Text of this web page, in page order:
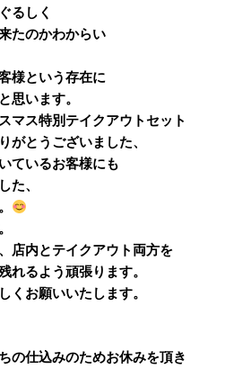
るしく
たのかわからい
様という存在に
思います。
マス特別テイクアウトセット
がとうございました、
ているお客様にも
た、
店内とテイクアウト両方を
れるよう頑張ります。
くお願いいたします。
の仕込みのためお休みを頂き